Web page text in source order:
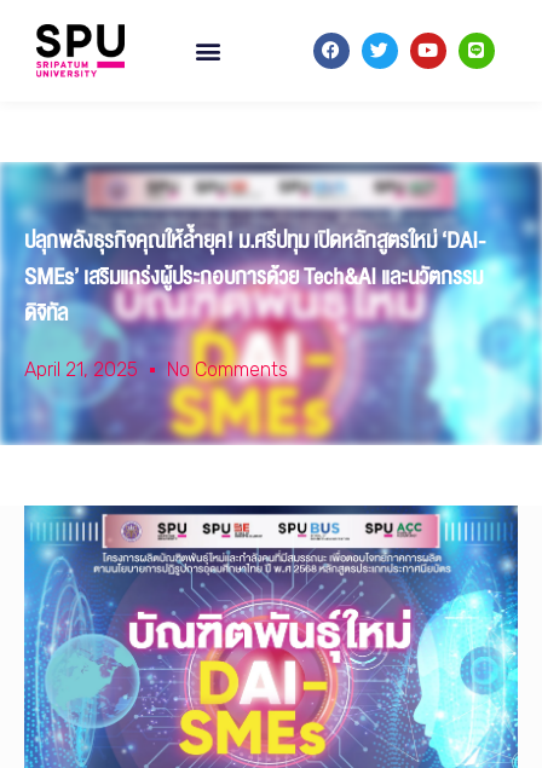
ปลุกพลังธุรกิจคุณให้ล้ำยุค! ม.ศรีปทุม เปิดหลักสูตรใหม่ ‘DAI-
SMEs’ เสริมแกร่งผู้ประกอบการด้วย Tech&AI และนวัตกรรม
ดิจิทัล
April 21, 2025 No Comments